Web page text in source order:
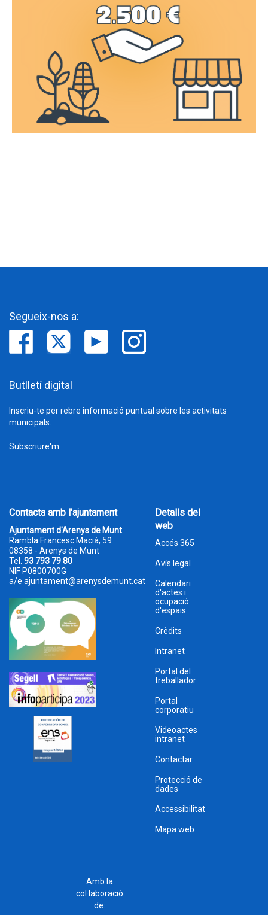
Segueix-nos a:
Butlletí digital
Inscriu-te per rebre informació puntual sobre les activitats
municipals.
Subscriure'm
Contacta amb l'ajuntament
Ajuntament d'Arenys de Munt
Rambla Francesc Macià, 59
08358 - Arenys de Munt
Tel. 93 793 79 80
NIF P0800700G
a/e ajuntament@arenysdemunt.cat
Detalls del
web
Accés 365
Avís legal
Calendari
d'actes i
ocupació
d'espais
Crèdits
Intranet
Portal del
treballador
Portal
corporatiu
Videoactes
intranet
Contactar
Protecció de
dades
Accessibilitat
Mapa web
Amb la
col·laboració
de: